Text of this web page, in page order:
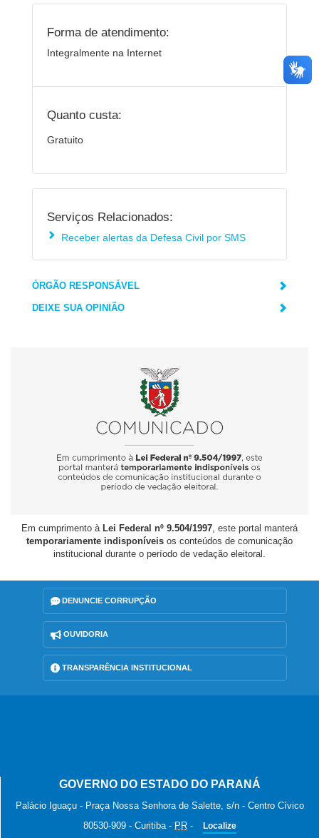
Forma de atendimento:
Integralmente na Internet
Quanto custa:
Gratuito
Serviços Relacionados:
Receber alertas da Defesa Civil por SMS
ÓRGÃO RESPONSÁVEL
DEIXE SUA OPINIÃO
Em cumprimento à Lei Federal nº 9.504/1997, este portal manterá
temporariamente indisponíveis os conteúdos de comunicação
institucional durante o período de vedação eleitoral.
DENUNCIE CORRUPÇÃO
OUVIDORIA
TRANSPARÊNCIA INSTITUCIONAL
GOVERNO DO ESTADO DO PARANÁ
Palácio Iguaçu - Praça Nossa Senhora de Salette, s/n - Centro Cívico
80530-909 - Curitiba- PR - Localize